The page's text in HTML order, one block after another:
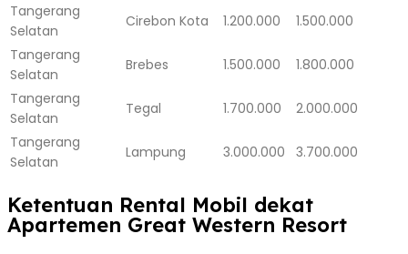
Tangerang
Selatan
Cirebon Kota 1.200.000
1.500.000
Tangerang
Selatan
Brebes 1.500.000
1.800.000
Tangerang
Selatan
Tegal 1.700.000
2.000.000
Tangerang
Selatan
Lampung 3.000.000 3.700.000
Ketentuan Rental Mobil dekat
Apartemen Great Western Resort